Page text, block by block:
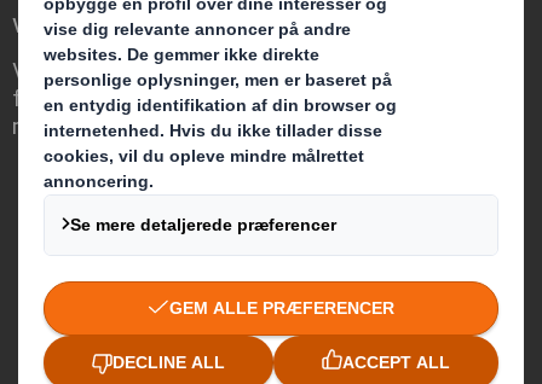
verden
Vi skiller os ud, fordi vi ser muligheden
for, at emballage kan spille en afgørende
rolle i verdenen omkring os.
Hvem vi er
Om os
Bæredygtighed
Medier